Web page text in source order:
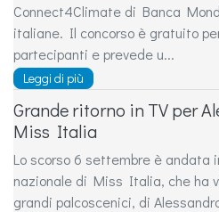
Connect4Climate di Banca
italiane. Il concorso è gratuito
partecipanti e prevede u...
Leggi di più
Grande ritorno in TV per
Miss Italia
Lo scorso 6 settembre è andata
nazionale di Miss Italia, che ha
grandi palcoscenici, di